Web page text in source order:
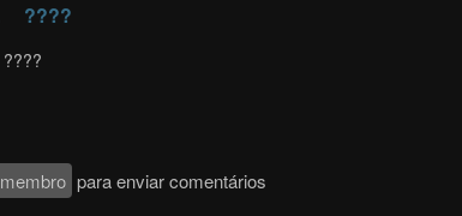
????
para enviar comentários